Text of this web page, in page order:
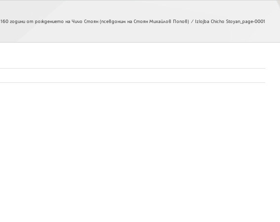
160 години от рождението на Чичо Стоян (псевдоним на Стоян Михайлов Попов) Izlojba Chicho Stoyan_page-0001